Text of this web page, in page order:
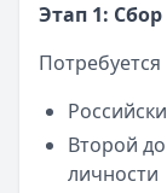
Этап 1:
Второй
личности